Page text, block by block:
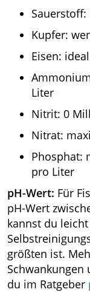
Kupfer:
Eisen:
Liter
Nitrit: 0
Nitrat:
Phosphat:
pro Liter
pH-Wert: Für
pH-Wert
kannst du
größten ist.
Schwankungen
du im Ratgeber